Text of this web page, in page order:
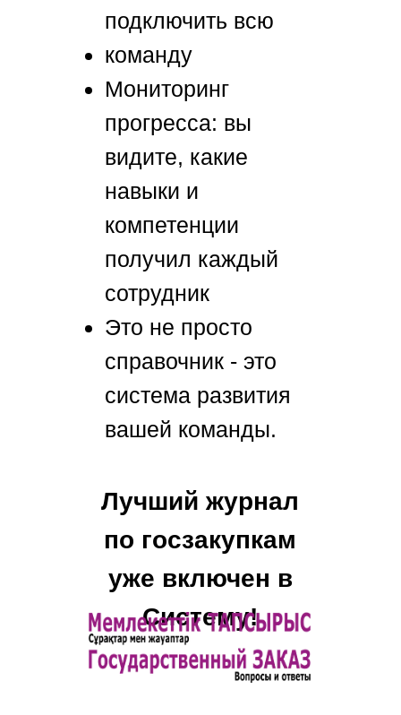
подключить всю
команду
Мониторинг
прогресса: вы
видите, какие
навыки и
компетенции
получил каждый
сотрудник
Это не просто
справочник - это
система развития
вашей команды.
Лучший журнал
по госзакупкам
уже включен в
Систему!